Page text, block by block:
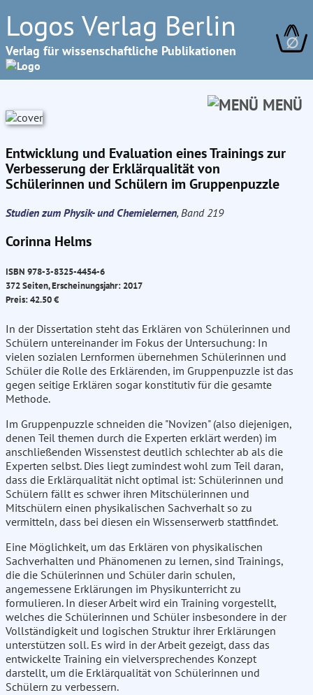
Logos Verlag Berlin
Verlag für wissenschaftliche Publikationen ∅
MENÜ
Entwicklung und Evaluation eines Trainings zur
Verbesserung der Erklärqualität von
Schülerinnen und Schülern im Gruppenpuzzle
Studien zum Physik- und Chemielernen, Band 219
Corinna Helms
ISBN 978-3-8325-4454-6
372 Seiten, Erscheinungsjahr: 2017
Preis: 42.50 €
In der Dissertation steht das Erklären von Schülerinnen und
Schülern untereinander im Fokus der Untersuchung: In
vielen sozialen Lernformen übernehmen Schülerinnen und
Schüler die Rolle des Erklärenden, im Gruppenpuzzle ist das
gegen seitige Erklären sogar konstitutiv für die gesamte
Methode.
Im Gruppenpuzzle schneiden die "Novizen" (also diejenigen,
denen Teil themen durch die Experten erklärt werden) im
anschließenden Wissenstest deutlich schlechter ab als die
Experten selbst. Dies liegt zumindest wohl zum Teil daran,
dass die Erklärqualität nicht optimal ist: Schülerinnen und
Schülern fällt es schwer ihren Mitschülerinnen und
Mitschülern einen physikalischen Sachverhalt so zu
vermitteln, dass bei diesen ein Wissenserwerb stattfindet.
Eine Möglichkeit, um das Erklären von physikalischen
Sachverhalten und Phänomenen zu lernen, sind Trainings,
die die Schülerinnen und Schüler darin schulen,
angemessene Erklärungen im Physikunterricht zu
formulieren. In dieser Arbeit wird ein Training vorgestellt,
welches die Schülerinnen und Schüler insbesondere in der
Vollständigkeit und logischen Struktur ihrer Erklärungen
unterstützen soll. Es wird in der Arbeit gezeigt, dass das
entwickelte Training ein vielversprechendes Konzept
darstellt, um die Erklärqualität von Schülerinnen und
Schülern zu verbessern.